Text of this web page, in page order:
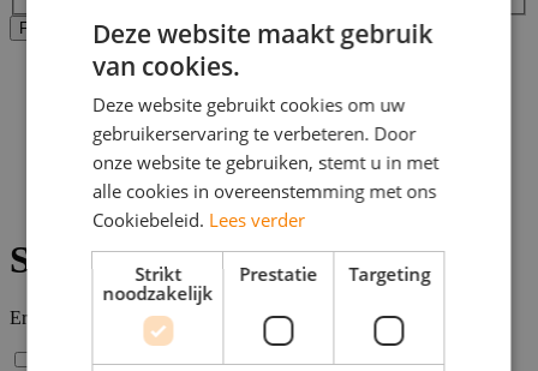
Filters Toepassen Alle filters wissen
Home
Bijbaan
Gennep
Secretariele vacatures
Secretariele vacatures Gennep
Er zijn secretariele vacatures in de buurt van Gennep gevonden.
Deze website maakt gebruik
van cookies.
Deze website gebruikt cookies om uw
gebruikerservaring te verbeteren. Door
onze website te gebruiken, stemt u in met
alle cookies in overeenstemming met ons
Cookiebeleid. Lees verder
Strikt
noodzakelijk
Prestatie Targeting